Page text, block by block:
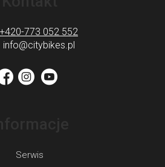
info@citybikes.pl
+420-773 052 552
Serwis